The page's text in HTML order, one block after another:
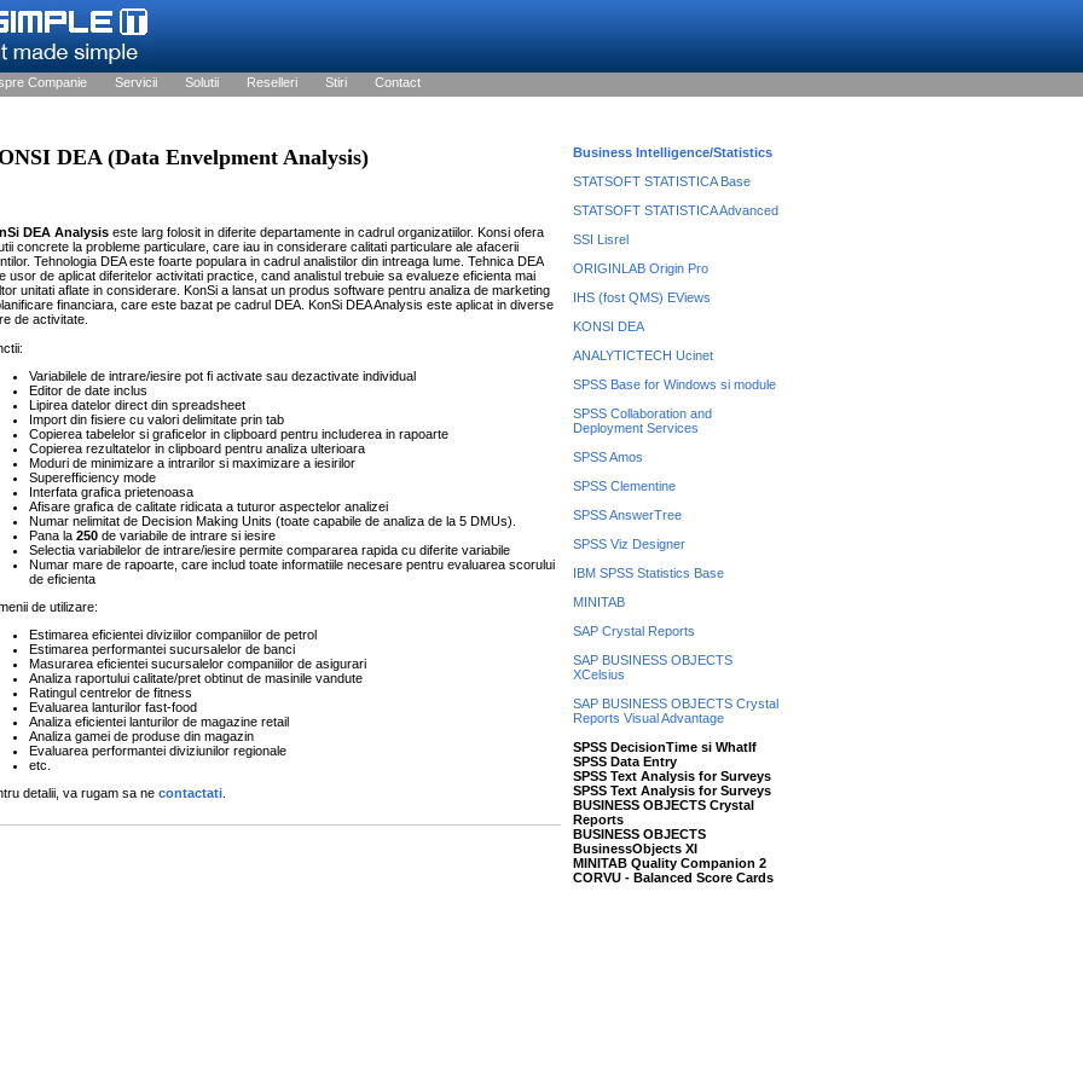
Companie Servicii Solutii Reselleri Stiri Contact
DEA (Data Envelpment Analysis)
DEA Analysis este larg folosit in diferite departamente in cadrul organizatiilor. Konsi ofera
concrete la probleme particulare, care iau in considerare calitati particulare ale afacerii
Tehnologia DEA este foarte populara in cadrul analistilor din intreaga lume. Tehnica DEA
usor de aplicat diferitelor activitati practice, cand analistul trebuie sa evalueze eficienta mai
unitati aflate in considerare. KonSi a lansat un produs software pentru analiza de marketing
financiara, care este bazat pe cadrul DEA. KonSi DEA Analysis este aplicat in diverse
de activitate.
Variabilele de intrare/iesire pot fi activate sau dezactivate individual
Editor de date inclus
Lipirea datelor direct din spreadsheet
Import din fisiere cu valori delimitate prin tab
Copierea tabelelor si graficelor in clipboard pentru includerea in rapoarte
Copierea rezultatelor in clipboard pentru analiza ulterioara
Moduri de minimizare a intrarilor si maximizare a iesirilor
Superefficiency mode
Interfata grafica prietenoasa
Afisare grafica de calitate ridicata a tuturor aspectelor analizei
Numar nelimitat de Decision Making Units (toate capabile de analiza de la 5 DMUs).
Pana la 250 de variabile de intrare si iesire
Selectia variabilelor de intrare/iesire permite compararea rapida cu diferite variabile
Numar mare de rapoarte, care includ toate informatiile necesare pentru evaluarea scorului
de eficienta
de utilizare:
Estimarea eficientei diviziilor companiilor de petrol
Estimarea performantei sucursalelor de banci
Masurarea eficientei sucursalelor companiilor de asigurari
Analiza raportului calitate/pret obtinut de masinile vandute
Ratingul centrelor de fitness
Evaluarea lanturilor fast-food
Analiza eficientei lanturilor de magazine retail
Analiza gamei de produse din magazin
Evaluarea performantei diviziunilor regionale
etc.
detalii, va rugam sa ne contactati
Business Intelligence/Statistics
STATSOFT STATISTICA Base
STATSOFT STATISTICA Advanced
SSI Lisrel
ORIGINLAB Origin Pro
IHS (fost QMS) EViews
KONSI DEA
ANALYTICTECH Ucinet
SPSS Base for Windows si module
SPSS Collaboration and
Deployment Services
SPSS Amos
SPSS Clementine
SPSS AnswerTree
SPSS Viz Designer
IBM SPSS Statistics Base
MINITAB
SAP Crystal Reports
SAP BUSINESS OBJECTS
XCelsius
SAP BUSINESS OBJECTS Crystal
Reports Visual Advantage
SPSS DecisionTime si WhatIf
SPSS Data Entry
SPSS Text Analysis for Surveys
SPSS Text Analysis for Surveys
BUSINESS OBJECTS Crystal
Reports
BUSINESS OBJECTS
BusinessObjects XI
MINITAB Quality Companion 2
CORVU - Balanced Score Cards